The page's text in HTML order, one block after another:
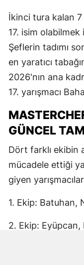
İkinci tura kalan 7
17. isim olabilmek
Şeflerin tadımı
en yaratıcı
2026'nın ana
17. yarışmacı
GÜNCEL
Dört farklı ekibin
mücadele ettiği
giyen
1. Ekip: Batuhan,
2. Ekip: